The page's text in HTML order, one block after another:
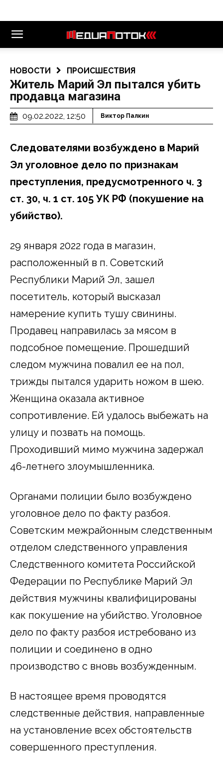
НОВОСТИ ПРОИСШЕСТВИЯ
Житель Марий Эл пытался убить
продавца магазина
09.02.2022, 12:50 Виктор Палкин
Следователями возбуждено в Марий
Эл уголовное дело по признакам
преступления, предусмотренного ч. 3
ст. 30, ч. 1 ст. 105 УК РФ (покушение на
убийство).
29 января 2022 года в магазин,
расположенный в п. Советский
Республики Марий Эл, зашел
посетитель, который высказал
намерение купить тушу свинины.
Продавец направилась за мясом в
подсобное помещение. Прошедший
следом мужчина повалил ее на пол,
трижды пытался ударить ножом в шею.
Женщина оказала активное
сопротивление. Ей удалось выбежать на
улицу и позвать на помощь.
Проходивший мимо мужчина задержал
46-летнего злоумышленника.
Органами полиции было возбуждено
уголовное дело по факту разбоя.
Советским межрайонным следственным
отделом следственного управления
Следственного комитета Российской
Федерации по Республике Марий Эл
действия мужчины квалифицированы
как покушение на убийство. Уголовное
дело по факту разбоя истребовано из
полиции и соединено в одно
производство с вновь возбужденным.
В настоящее время проводятся
следственные действия, направленные
на установление всех обстоятельств
совершенного преступления.